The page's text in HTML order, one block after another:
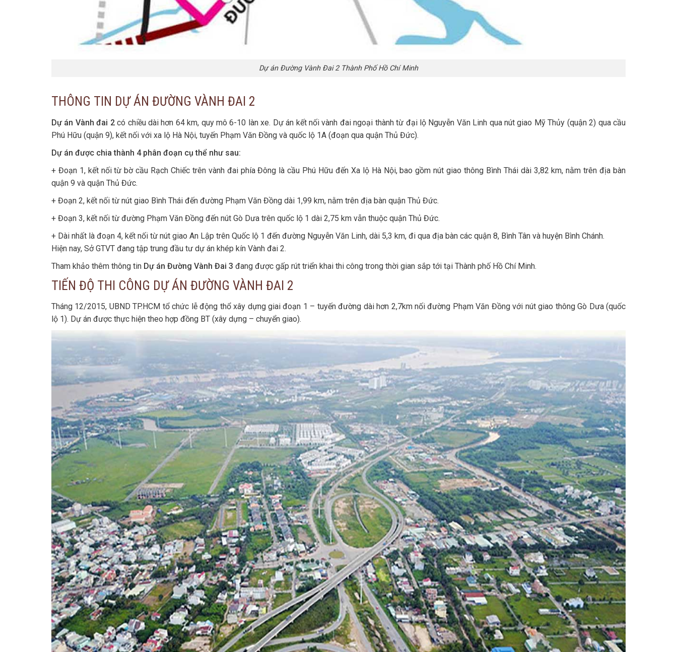
Dự án Đường Vành Đai 2 Thành Phố Hồ Chí Minh
THÔNG TIN DỰ ÁN ĐƯỜNG VÀNH ĐAI 2
Dự án Vành đai 2có chiều dài hơn 64 km, quy mô 6-10 làn xe. Dự án kết nối vành đai ngoại thành từ đại lộ Nguyễn Văn Linh qua nút giao Mỹ Thủy (quận 2) qua cầu
Phú Hữu (quận 9), kết nối với xa lộ Hà Nội, tuyến Phạm Văn Đồng và quốc lộ 1A (đoạn qua quận Thủ Đức).
Dự án được chia thành 4 phân đoạn cụ thể như sau:
+ Đoạn 1, kết nối từ bờ cầu Rạch Chiếc trên vành đai phía Đông là cầu Phú Hữu đến Xa lộ Hà Nội, bao gồm nút giao thông Bình Thái dài 3,82 km, nằm trên địa bàn
quận 9 và quận Thủ Đức.
+ Đoạn 2, kết nối từ nút giao Bình Thái đến đường Phạm Văn Đồng dài 1,99 km, nằm trên địa bàn quận Thủ Đức.
+ Đoạn 3, kết nối từ đường Phạm Văn Đồng đến nút Gò Dưa trên quốc lộ 1 dài 2,75 km vẫn thuộc quận Thủ Đức.
+ Dài nhất là đoạn 4, kết nối từ nút giao An Lập trên Quốc lộ 1 đến đường Nguyễn Văn Linh, dài 5,3 km, đi qua địa bàn các quận 8, Bình Tân và huyện Bình Chánh.
Hiện nay, Sở GTVT đang tập trung đầu tư dự án khép kín Vành đai 2.
Tham khảo thêm thông tin Dự án Đường Vành Đai 3 đang được gấp rút triển khai thi công trong thời gian sắp tới tại Thành phố Hồ Chí Minh.
TIẾN ĐỘ THI CÔNG DỰ ÁN ĐƯỜNG VÀNH ĐAI 2
Tháng 12/2015, UBND TP.HCM tổ chức lễ động thổ xây dựng giai đoạn 1 – tuyến đường dài hơn 2,7km nối đường Phạm Văn Đồng với nút giao thông Gò Dưa (quốc
lộ 1). Dự án được thực hiện theo hợp đồng BT (xây dựng – chuyển giao).